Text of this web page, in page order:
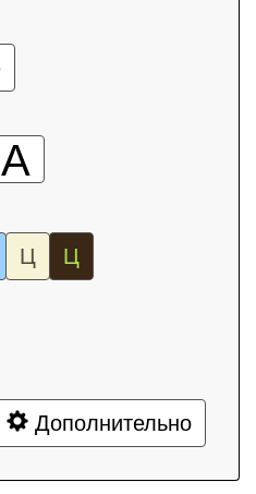
А
Ц Ц
Дополнительно